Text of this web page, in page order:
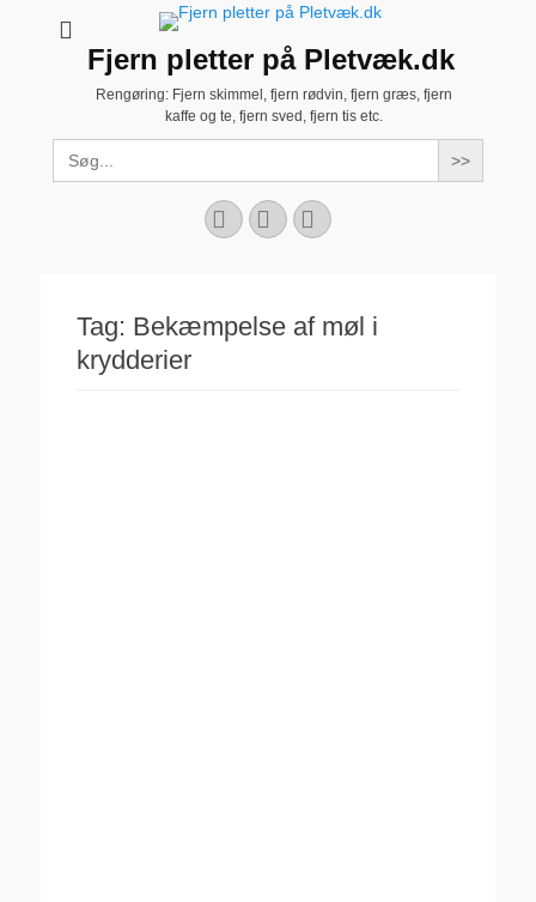
Fjern pletter på Pletvæk.dk
Rengøring: Fjern skimmel, fjern rødvin, fjern græs, fjern
kaffe og te, fjern sved, fjern tis etc.
Search
for:
Facebook
YouTubeInstagram
Tag: Bekæmpelse af møl i
krydderier